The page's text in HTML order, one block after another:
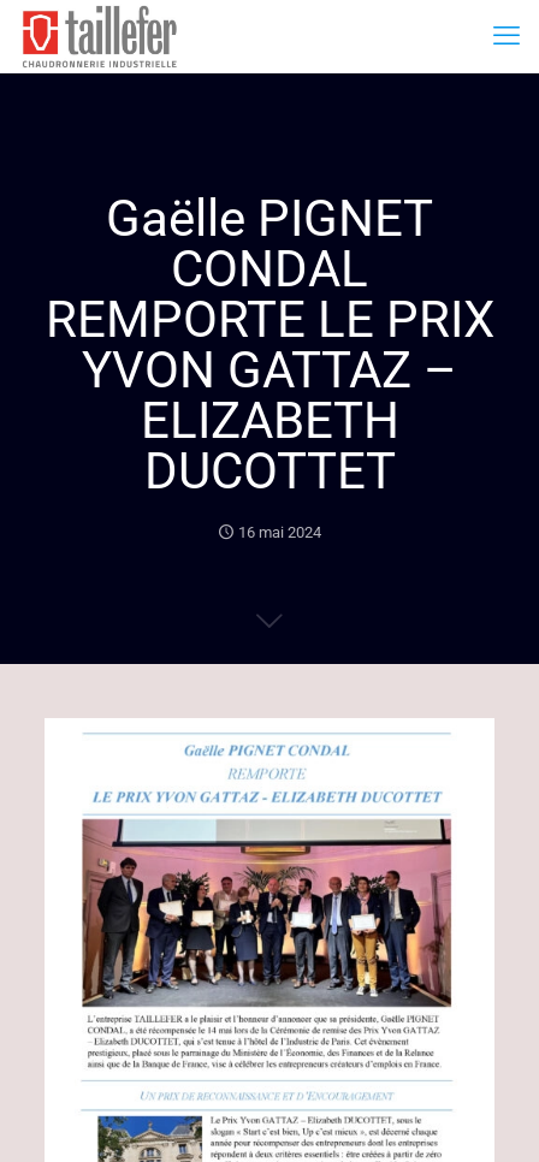
Gaëlle PIGNET
CONDAL
REMPORTE LE PRIX
YVON GATTAZ –
ELIZABETH
DUCOTTET
16 mai 2024